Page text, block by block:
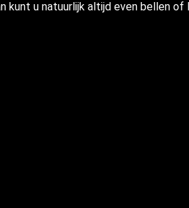
kunt u natuurlijk altijd even bellen of